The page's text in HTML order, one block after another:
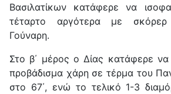
Βασιλατίκων κατάφερε να
τέταρτο αργότερα με
Γούναρη.
Στο β΄ μέρος ο Δίας κατάφερε
προβάδισμα χάρη σε τέρμα του
στο 67΄, ενώ το τελικό 1-3